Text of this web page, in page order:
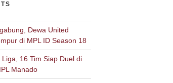
Dewa United
di MPL ID Season 18
16 Tim Siap Duel di
Manado